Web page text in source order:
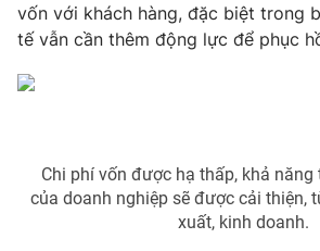
VTV9 VTV8
vốn với khách hàng, đặc biệt trong
tế vẫn cần thêm động lực để phục
Chi phí vốn được hạ thấp, khả năng
của doanh nghiệp sẽ được cải thiện,
xuất, kinh doanh.